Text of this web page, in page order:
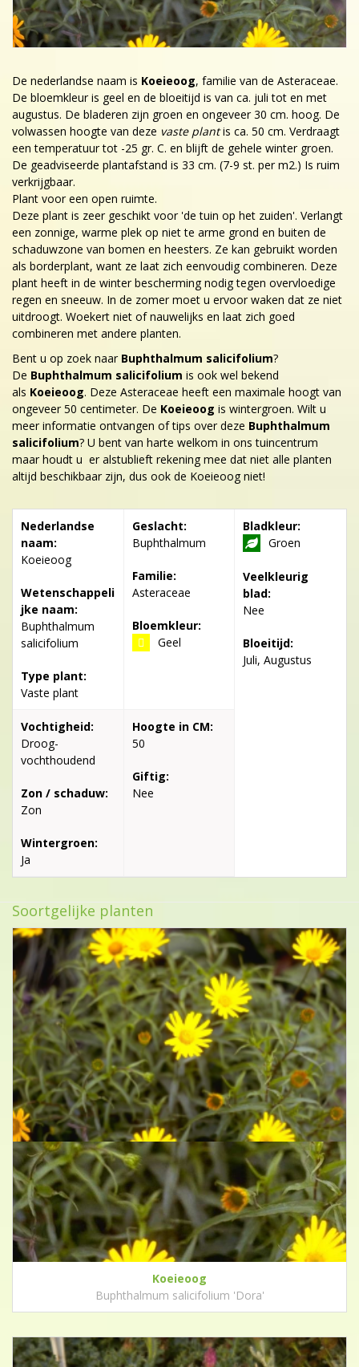
De nederlandse naam is Koeieoog, familie van de Asteraceae.
De bloemkleur is geel en de bloeitijd is van ca. juli tot en met
augustus. De bladeren zijn groen en ongeveer 30 cm. hoog. De
volwassen hoogte van deze vaste plantis ca. 50 cm. Verdraagt
een temperatuur tot -25 gr. C. en blijft de gehele winter groen.
De geadviseerde plantafstand is 33 cm. (7-9 st. per m2.) Is ruim
verkrijgbaar.
Plant voor een open ruimte.
Deze plant is zeer geschikt voor 'de tuin op het zuiden'. Verlangt
een zonnige, warme plek op niet te arme grond en buiten de
schaduwzone van bomen en heesters. Ze kan gebruikt worden
als borderplant, want ze laat zich eenvoudig combineren. Deze
plant heeft in de winter bescherming nodig tegen overvloedige
regen en sneeuw. In de zomer moet u ervoor waken dat ze niet
uitdroogt. Woekert niet of nauwelijks en laat zich goed
combineren met andere planten.
Bent u op zoek naar Buphthalmum salicifolium?
De Buphthalmum salicifolium is ook wel bekend
als Koeieoog. Deze Asteraceae heeft een maximale hoogt van
ongeveer 50 centimeter. De Koeieoog is wintergroen. Wilt u
meer informatie ontvangen of tips over deze Buphthalmum
salicifolium? U bent van harte welkom in ons tuincentrum
maar houdt u er alstublieft rekening mee dat niet alle planten
altijd beschikbaar zijn, dus ook de Koeieoog niet!
Nederlandse
naam:
Koeieoog
Wetenschappeli
jke naam:
Buphthalmum
salicifolium
Type plant:
Vaste plant
Geslacht:
Buphthalmum
Familie:
Asteraceae
Bloemkleur:
Geel
Bladkleur:
Groen
Veelkleurig
blad:
Nee
Bloeitijd:
Juli, Augustus
Vochtigheid:
Droog-
vochthoudend
Zon / schaduw:
Zon
Wintergroen:
Ja
Hoogte in CM:
50
Giftig:
Nee
Soortgelijke planten
Koeieoog
Buphthalmum salicifolium 'Dora'